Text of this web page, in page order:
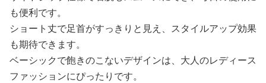
も便利です。
ショート丈で足首がすっきりと見え、スタイルアップ効果
も期待できます。
ベーシックで飽きのこないデザインは、大人のレディース
ファッションにぴったりです。